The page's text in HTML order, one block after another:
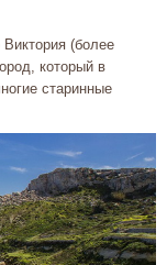
(более
который в
старинные